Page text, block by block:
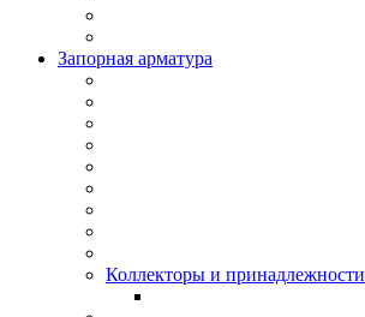
Запорная арматура
Коллекторы и принадлежности